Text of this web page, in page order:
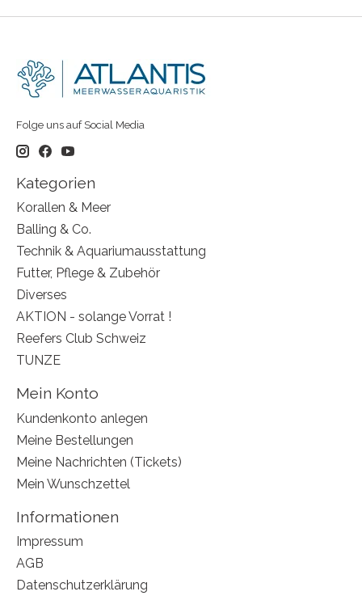
Folge uns auf Social Media
Kategorien
Korallen & Meer
Balling & Co.
Technik & Aquariumausstattung
Futter, Pflege & Zubehör
Diverses
AKTION - solange Vorrat !
Reefers Club Schweiz
TUNZE
Mein Konto
Kundenkonto anlegen
Meine Bestellungen
Meine Nachrichten (Tickets)
Mein Wunschzettel
Informationen
Impressum
AGB
Datenschutzerklärung